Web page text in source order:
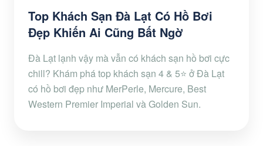
Top Khách Sạn Đà Lạt Có Hồ Bơi
Đẹp Khiến Ai Cũng Bất Ngờ
Đà Lạt lạnh vậy mà vẫn có khách sạn hồ bơi cực
chill? Khám phá top khách sạn 4 & 5⭐ ở Đà Lạt
có hồ bơi đẹp như MerPerle, Mercure, Best
Western Premier Imperial và Golden Sun.